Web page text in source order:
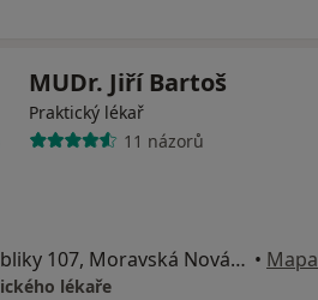
MUDr. Jiří Bartoš
Praktický lékař
11 názorů
náměstí Republiky 107, Moravská Nová Ves • Mapa
lékaře